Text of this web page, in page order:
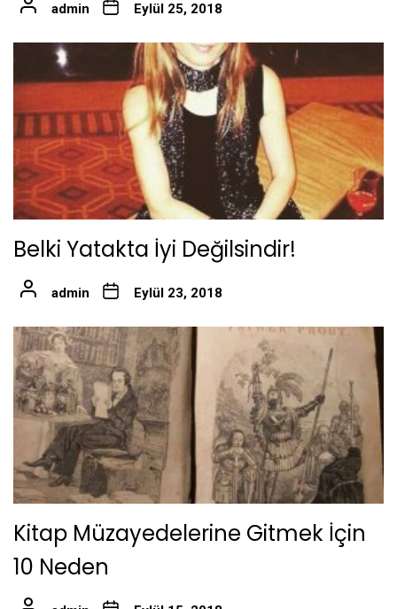
admin Eylül 25, 2018
Belki Yatakta İyi Değilsindir!
admin Eylül 23, 2018
Kitap Müzayedelerine Gitmek İçin
10 Neden